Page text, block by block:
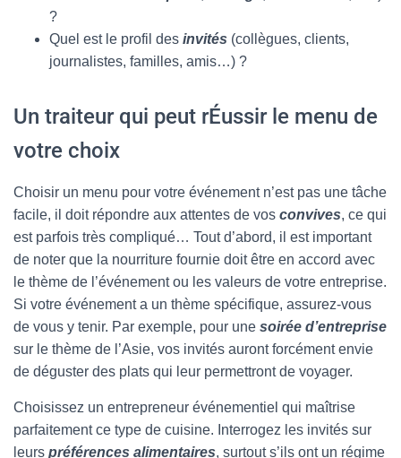
?
Quel est le profil des invités (collègues, clients,
journalistes, familles, amis…) ?
Un traiteur qui peut rÉussir le menu de
votre choix
Choisir un menu pour votre événement n’est pas une tâche
facile, il doit répondre aux attentes de vos convives, ce qui
est parfois très compliqué… Tout d’abord, il est important
de noter que la nourriture fournie doit être en accord avec
le thème de l’événement ou les valeurs de votre entreprise.
Si votre événement a un thème spécifique, assurez-vous
de vous y tenir. Par exemple, pour une soirée d’entreprise
sur le thème de l’Asie, vos invités auront forcément envie
de déguster des plats qui leur permettront de voyager.
Choisissez un entrepreneur événementiel qui maîtrise
parfaitement ce type de cuisine. Interrogez les invités sur
leurs préférences alimentaires, surtout s’ils ont un régime